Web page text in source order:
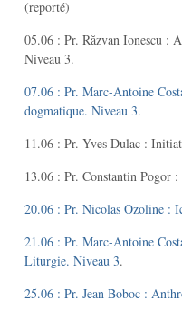
(reporté)
05.06 : Pr. Răzvan Ionescu :
Niveau 3.
07.06 : Pr. Marc-Antoine
dogmatique. Niveau 3.
11.06 : Pr. Yves Dulac :
13.06 : Pr. Constantin Pogor
20.06 : Pr. Nicolas Ozoline :
21.06 : Pr. Marc-Antoine
Liturgie. Niveau 3.
25.06 : Pr. Jean Boboc :